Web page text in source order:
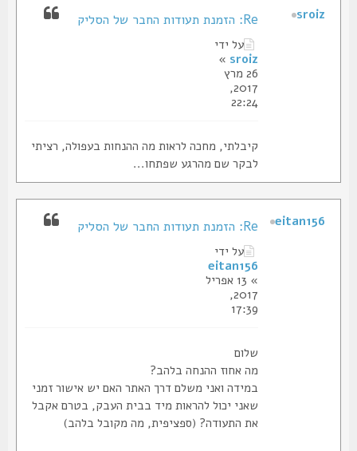
על ידי
sroiz
»
26 מרץ
2017,
22:24
קיבלתי, מחכה לראות מה ההנחות בעפולה, רציתי
לבקר שם מהרגע שפתחו...
sroiz
Re: הזמנת תעודות החבר של הסליק
על ידי
eitan156
» 13 אפריל
2017,
17:39
מה אחוז ההנחה בלהב?
במידה ואני משלם דרך האתר האם יש אישור זמני
שאני יכול להראות מיד בבית העבק, בטרם אקבל
את התעודה? (ספציפית, מה מקובל בלהב)
eitan156